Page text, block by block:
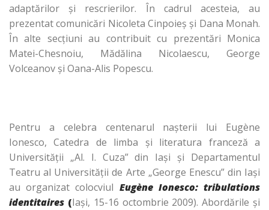
adaptărilor şi rescrierilor. În cadrul acesteia, au
prezentat comunicări Nicoleta Cinpoieş şi Dana Monah.
În alte secţiuni au contribuit cu prezentări Monica
Matei-Chesnoiu, Mădălina Nicolaescu, George
Volceanov şi Oana-Alis Popescu.
Pentru a celebra centenarul naşterii lui Eugène
Ionesco, Catedra de limba şi literatura franceză a
Universităţii „Al. I. Cuza” din Iaşi şi Departamentul
Teatru al Universităţii de Arte „George Enescu” din Iaşi
au organizat colocviul Eugène Ionesco: tribulations
identitaires (Iaşi, 15-16 octombrie 2009). Abordările şi